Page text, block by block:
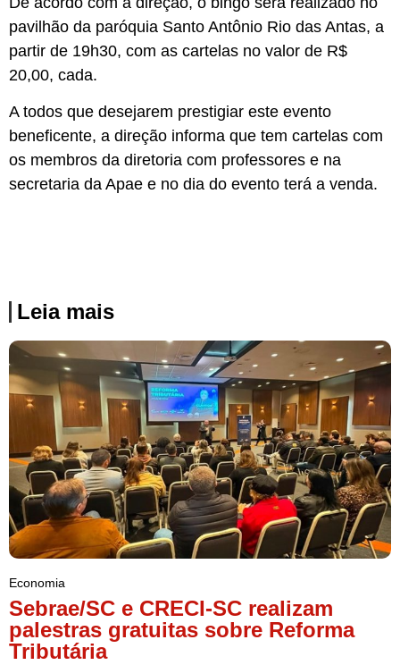
pavilhão da paróquia Santo Antônio Rio das Antas, a
partir de 19h30, com as cartelas no valor de R$
20,00, cada.
A todos que desejarem prestigiar este evento
beneficente, a direção informa que tem cartelas com
os membros da diretoria com professores e na
secretaria da Apae e no dia do evento terá a venda.
Leia mais
Economia
Sebrae/SC e CRECI-SC realizam
palestras gratuitas sobre Reforma
Tributária